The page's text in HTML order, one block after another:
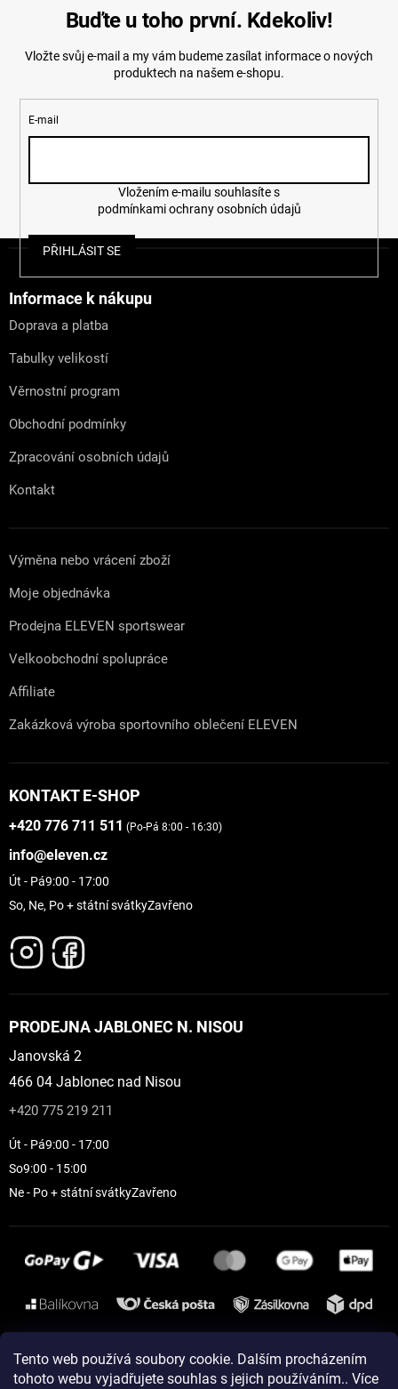
Tento web používá soubory cookie. Dalším procházením
tohoto webu vyjadřujete souhlas s jejich používáním.. Více
k
v
ý
u
Buďte u toho první. Kdekoliv!
Vložte svůj e-mail a my vám budeme zasílat informace o nových
produktech na našem e-shopu.
E-mail
podmínkami ochrany osobních údajů
PŘIHLÁSIT SE
Informace k nákupu
Doprava a platba
Tabulky velikostí
Věrnostní program
Obchodní podmínky
Zpracování osobních údajů
Kontakt
Výměna nebo vrácení zboží
Moje objednávka
Prodejna ELEVEN sportswear
Velkoobchodní spolupráce
Affiliate
Zakázková výroba sportovního oblečení ELEVEN
KONTAKT E-SHOP
+420 776 711 511 (Po-Pá 8:00 - 16:30)
info@eleven.cz
Út - Pá9:00 - 17:00
So, Ne, Po + státní svátkyZavřeno
PRODEJNA JABLONEC N. NISOU
Janovská 2
466 04 Jablonec nad Nisou
+420 775 219 211
Út - Pá9:00 - 17:00
So9:00 - 15:00
Ne - Po + státní svátkyZavřeno
Instagram